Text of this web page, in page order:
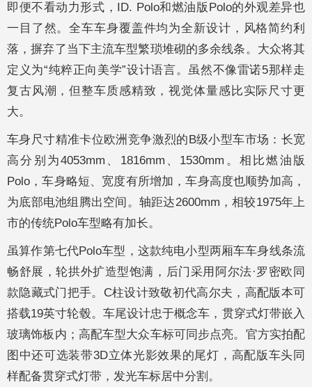
即便不看动力形式，ID. Polo和燃油版Polo的外观差异也
一目了然。全车车身覆盖件均为全新设计，风格简约利
落，摒弃了当下主流车型繁琐堆砌的多余线条。大众将其
定义为“纯粹正向美学”设计语言。虽然不像雷诺5那样走
复古风潮，但整车质感精致，视觉体量感比实际尺寸更
大。
车身尺寸精准卡位欧洲竞争激烈的B级小型车市场：长宽
高分别为4053mm、1816mm、1530mm。相比燃油版
Polo，车身略短、宽度有所增加，车身高度也顺势加高，
为底部电池组腾出空间。轴距达2600mm，相较1975年上
市的传统Polo车型略有加长。
虽算作第七代Polo车型，这款纯电小型两厢车车身线条流
畅舒展，轮拱外扩造型饱满，后门采用阿尔法·罗密欧同
款隐藏式门把手。C柱设计致敬初代高尔夫，高配版本可
搭载19英寸轮毂。车尾设计忠于概念车，贯穿式灯带嵌入
玻璃饰板内；高配车型大众车标可同步点亮。官方实拍配
图中还可选装带3D立体光影效果的尾灯，高配版车头同
样配备贯穿式灯带，发光车标居中分割。